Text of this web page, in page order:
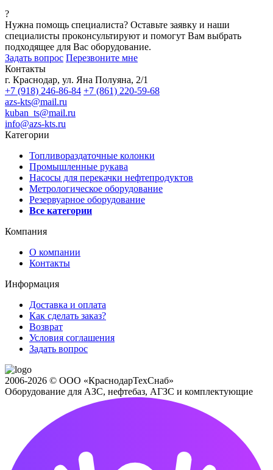
?
Нужна помощь специалиста? Оставьте заявку и наши
специалисты проконсультируют и помогут Вам выбрать
подходящее для Вас оборудование.
Задать вопрос Перезвоните мне
Контакты
г. Краснодар, ул. Яна Полуяна, 2/1
+7 (918) 246-86-84 +7 (861) 220-59-68
azs-kts@mail.ru
kuban_ts@mail.ru
info@azs-kts.ru
Категории
Топливораздаточные колонки
Промышленные рукава
Насосы для перекачки нефтепродуктов
Метрологическое оборудование
Резервуарное оборудование
Все категории
Компания
О компании
Контакты
Информация
Доставка и оплата
Как сделать заказ?
Возврат
Условия соглашения
Задать вопрос
2006-2026 © ООО «КраснодарТехСнаб»
Оборудование для АЗС, нефтебаз, АГЗС и комплектующие